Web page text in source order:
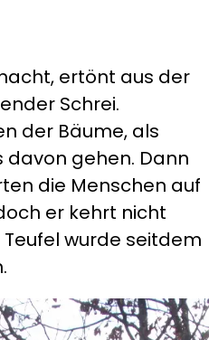
ertönt aus der
Schrei.
der Bäume, als
davon gehen. Dann
die Menschen auf
er kehrt nicht
wurde seitdem